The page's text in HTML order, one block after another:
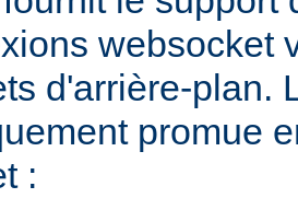
websocket
d'arrière-plan.
promue
: